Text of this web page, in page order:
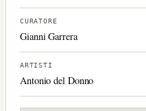
CURATORE
Gianni Garrera
ARTISTI
Antonio del Donno